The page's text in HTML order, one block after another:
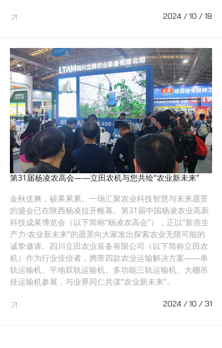
2024 / 10 / 18
第31届杨凌农高会——立田农机与您共绘“农业新未来”
金秋送爽，硕果累累。一场汇聚农业科技智慧与未来愿景
的盛会已在陕西杨凌拉开帷幕。第31届中国杨凌农业高新
科技成果博览会（以下简称“杨凌农高会”），正以“新质生
产力·农业新未来”的愿景向大家发出探索农业无限可能的
诚挚邀请。四川立田农业装备有限公司（以下简称立田农
机）作为行业佼佼者，携带四款农业运输解决方案——单
轨运输机、平地双轨运输机、多功能三轨运输机、大棚吊
挂运输机参展，与业界同仁共谋“农业新未来”。
2024 / 10 / 31